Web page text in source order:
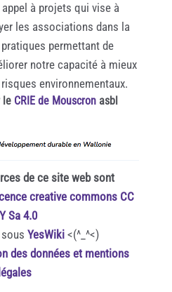
à projets qui vise à
les associations dans la
permettant de
notre capacité à mieux
environnementaux.
le CRIE de Mouscronasbl
de ce site web sont
creative commons CC
Sa 4.0
sous YesWiki<(^_^<)
des données et mentions